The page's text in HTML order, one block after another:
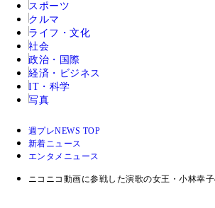
スポーツ
クルマ
ライフ・文化
社会
政治・国際
経済・ビジネス
IT・科学
写真
週プレNEWS TOP
新着ニュース
エンタメニュース
ニコニコ動画に参戦した演歌の女王・小林幸